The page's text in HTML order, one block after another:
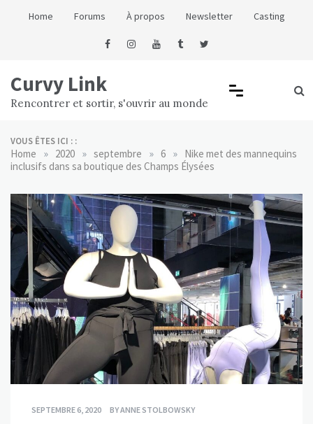
Home Forums À propos Newsletter Casting
Curvy Link
Rencontrer et sortir, s'ouvrir au monde
VOUS ÊTES ICI : :
Home » 2020 » septembre » 6 » Nike met des mannequins
inclusifs dans sa boutique des Champs Élysées
SEPTEMBRE 6, 2020 BYANNE STOLBOWSKY